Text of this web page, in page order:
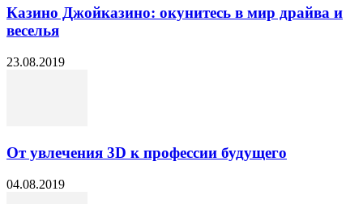
Казино Джойказино: окунитесь в мир драйва и
веселья
23.08.2019
От увлечения 3D к профессии будущего
04.08.2019